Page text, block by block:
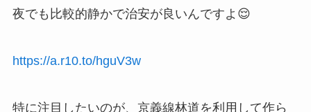
夜でも比較的静かで治安が良いんですよ😌
https://a.r10.to/hguV3w
特に注目したいのが、京義線林道を利用して作ら